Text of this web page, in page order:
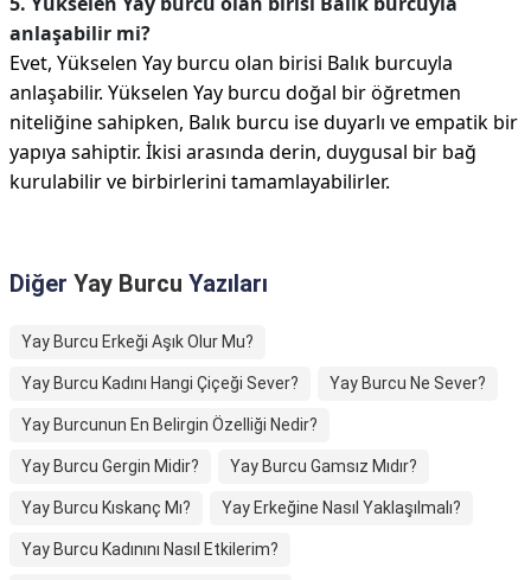
anlaşabilir mi?
Evet, Yükselen Yay burcu olan birisi Balık burcuyla
anlaşabilir. Yükselen Yay burcu doğal bir öğretmen
niteliğine sahipken, Balık burcu ise duyarlı ve empatik bir
yapıya sahiptir. İkisi arasında derin, duygusal bir bağ
kurulabilir ve birbirlerini tamamlayabilirler.
Diğer Yay Burcu Yazıları
Yay Burcu Erkeği Aşık Olur Mu?
Yay Burcu Kadını Hangi Çiçeği Sever? Yay Burcu Ne Sever?
Yay Burcunun En Belirgin Özelliği Nedir?
Yay Burcu Gergin Midir? Yay Burcu Gamsız Mıdır?
Yay Burcu Kıskanç Mı? Yay Erkeğine Nasıl Yaklaşılmalı?
Yay Burcu Kadınını Nasıl Etkilerim?